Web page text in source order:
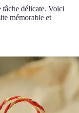
délicate. Voici
mémorable et